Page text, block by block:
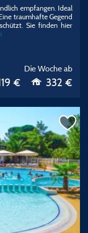
empfangen. Ideal
traumhafte Gegend
Sie finden hier
Die Woche ab
€ 332 €